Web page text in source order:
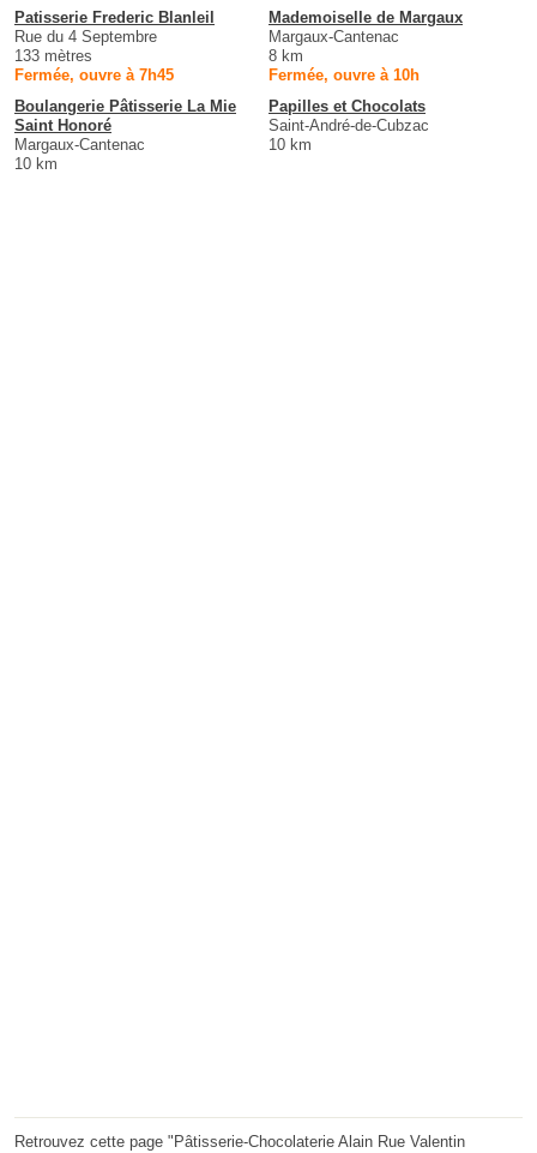
Patisserie Frederic Blanleil
Rue du 4 Septembre
133 mètres
Fermée, ouvre à 7h45
Mademoiselle de Margaux
Margaux-Cantenac
8 km
Fermée, ouvre à 10h
Boulangerie Pâtisserie La Mie
Saint Honoré
Margaux-Cantenac
10 km
Papilles et Chocolats
Saint-André-de-Cubzac
10 km
Retrouvez cette page "Pâtisserie-Chocolaterie Alain Rue Valentin